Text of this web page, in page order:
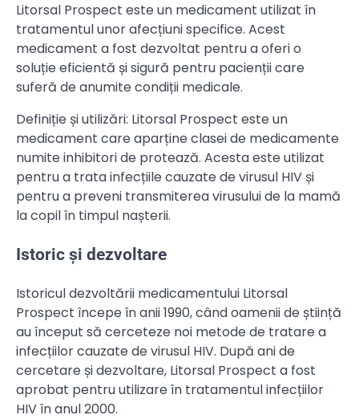
Litorsal Prospect este un medicament utilizat în
tratamentul unor afecțiuni specifice. Acest
medicament a fost dezvoltat pentru a oferi o
soluție eficientă și sigură pentru pacienții care
suferă de anumite condiții medicale.
Definiție și utilizări: Litorsal Prospect este un
medicament care aparține clasei de medicamente
numite inhibitori de protează. Acesta este utilizat
pentru a trata infecțiile cauzate de virusul HIV și
pentru a preveni transmiterea virusului de la mamă
la copil în timpul nașterii.
Istoric și dezvoltare
Istoricul dezvoltării medicamentului Litorsal
Prospect începe în anii 1990, când oamenii de știință
au început să cerceteze noi metode de tratare a
infecțiilor cauzate de virusul HIV. După ani de
cercetare și dezvoltare, Litorsal Prospect a fost
aprobat pentru utilizare în tratamentul infecțiilor
HIV în anul 2000.